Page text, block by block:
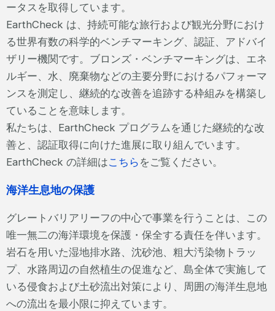
ータスを取得しています。
EarthCheck は、持続可能な旅行および観光分野におけ
る世界有数の科学的ベンチマーキング、認証、アドバイ
ザリー機関です。ブロンズ・ベンチマーキングは、エネ
ルギー、水、廃棄物などの主要分野におけるパフォーマ
ンスを測定し、継続的な改善を追跡する枠組みを構築し
ていることを意味します。
私たちは、EarthCheck プログラムを通じた継続的な改
善と、認証取得に向けた進展に取り組んでいます。
EarthCheck の詳細はこちら をご覧ください。
海洋生息地の保護
グレートバリアリーフの中心で事業を行うことは、この
唯一無二の海洋環境を保護・保全する責任を伴います。
岩石を用いた湿地排水路、沈砂池、粗大汚染物トラッ
プ、水路周辺の自然植生の促進など、島全体で実施して
いる侵食および土砂流出対策により、周囲の海洋生息地
への流出を最小限に抑えています。